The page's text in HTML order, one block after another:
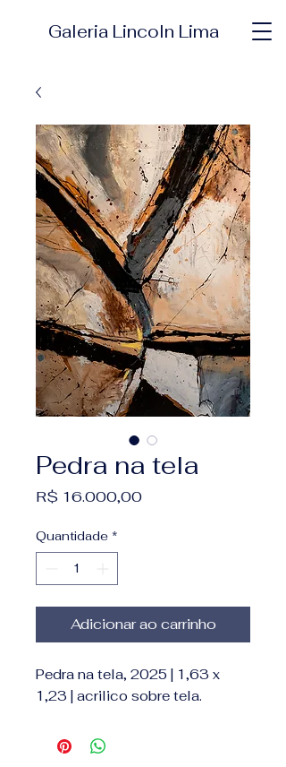
Galeria Lincoln Lima
Pedra na tela
R$ 16.000,00Preço
Quantidade *
Adicionar ao carrinho
Pedra na tela, 2025 | 1,63 x
1,23 | acrilico sobre tela.